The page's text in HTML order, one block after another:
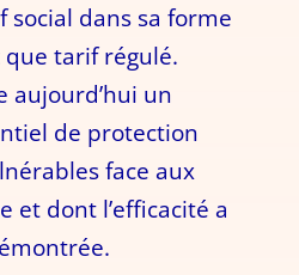
dans sa forme
tarif régulé.
aujourd’hui un
de protection
face aux
et dont l’efficacité a